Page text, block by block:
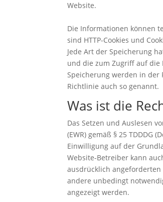
Website.
Die Informationen können
sind HTTP-Cookies und
Jede Art der Speicherung
und die zum Zugriff auf
Speicherung werden in der
Richtlinie auch so genannt.
Was ist die
Das Setzen und Auslesen
(EWR) gemäß § 25 TDDDG
Einwilligung auf der
Website-Betreiber kann
ausdrücklich
andere unbedingt
angezeigt werden.